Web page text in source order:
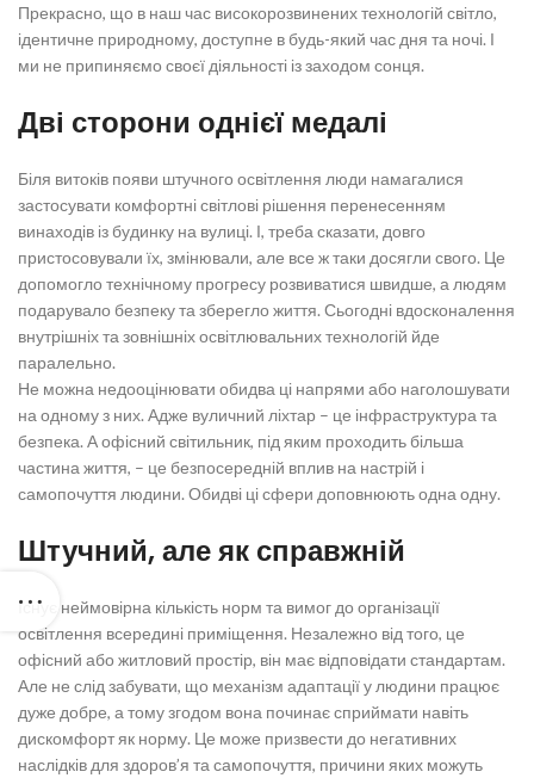
Прекрасно, що в наш час високорозвинених технологій світло,
ідентичне природному, доступне в будь-який час дня та ночі. І
ми не припиняємо своєї діяльності із заходом сонця.
Дві сторони однієї медалі
Біля витоків появи штучного освітлення люди намагалися
застосувати комфортні світлові рішення перенесенням
винаходів із будинку на вулиці. І, треба сказати, довго
пристосовували їх, змінювали, але все ж таки досягли свого. Це
допомогло технічному прогресу розвиватися швидше, а людям
подарувало безпеку та зберегло життя. Сьогодні вдосконалення
внутрішніх та зовнішніх освітлювальних технологій йде
паралельно.
Не можна недооцінювати обидва ці напрями або наголошувати
на одному з них. Адже вуличний ліхтар – це інфраструктура та
безпека. А офісний світильник, під яким проходить більша
частина життя, – це безпосередній вплив на настрій і
самопочуття людини. Обидві ці сфери доповнюють одна одну.
Штучний, але як справжній
Існує неймовірна кількість норм та вимог до організації
освітлення всередині приміщення. Незалежно від того, це
офісний або житловий простір, він має відповідати стандартам.
Але не слід забувати, що механізм адаптації у людини працює
дуже добре, а тому згодом вона починає сприймати навіть
дискомфорт як норму. Це може призвести до негативних
наслідків для здоров’я та самопочуття, причини яких можуть